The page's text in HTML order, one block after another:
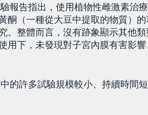
報告指出，使用植物性雌激素治
酮（一種從大豆中提取的物質）
。整體而言，沒有跡象顯示其他
用下，未發現對子宮內膜有害影
的許多試驗規模較小、持續時間